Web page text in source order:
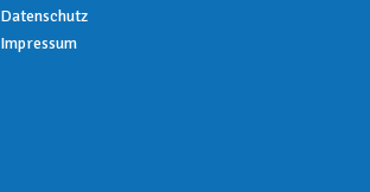
Datenschutz
Impressum